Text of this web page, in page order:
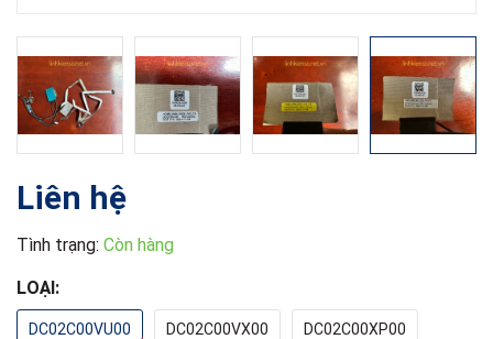
Liên hệ
Tình trạng: Còn hàng
LOẠI:
DC02C00VU00 DC02C00VX00 DC02C00XP00